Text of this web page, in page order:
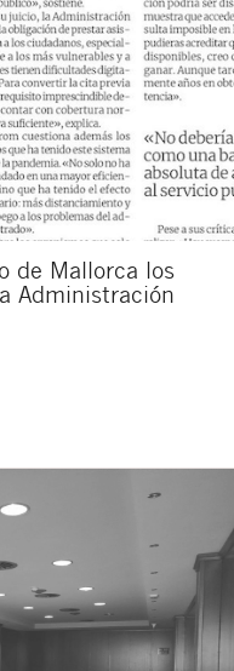
de Mallorca los
Administración